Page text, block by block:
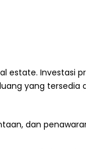
estate. Investasi
yang tersedia
dan